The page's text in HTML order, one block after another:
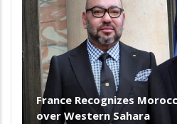
France Recognizes
over Western Sahara